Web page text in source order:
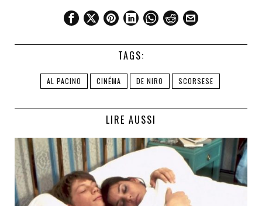
TAGS:
AL PACINO CINÉMA DE NIRO SCORSESE
LIRE AUSSI